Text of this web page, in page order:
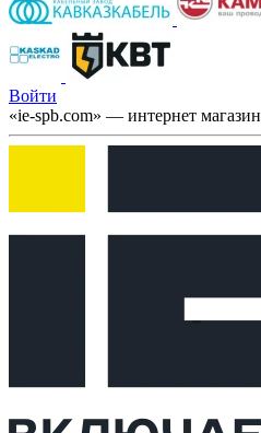
Войти
«ie-spb.com» — интернет магазин